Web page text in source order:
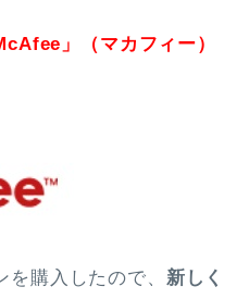
」（マカフィー）
購入したので、 新しく